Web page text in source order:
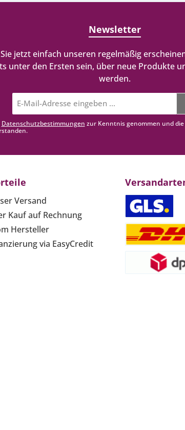
Newsletter
jetzt einfach unseren regelmäßig
unter den Ersten sein, über neue Produkte
werden.
Mail-
Adresse*
Datenschutzbestimmungen zur Kenntnis genommen und die
Versand
Kauf auf Rechnung
Hersteller
via EasyCredit